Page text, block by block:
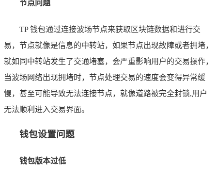
节点问题
TP 钱包通过连接波场节点来获取区块链数据和进行交
易，节点就像是信息的中转站，如果节点出现故障或者拥堵，
就如同中转站发生了交通堵塞，会严重影响用户的交易操作，
当波场网络出现拥堵时，节点处理交易的速度会变得异常缓
慢，甚至可能导致无法连接节点，就像道路被完全封锁,用户
无法顺利进入交易界面。
钱包设置问题
钱包版本过低